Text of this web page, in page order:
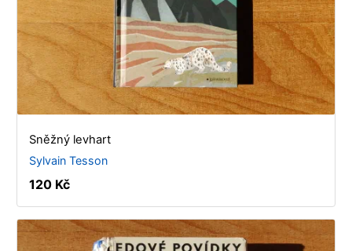
Sněžný levhart
Sylvain Tesson
120 Kč